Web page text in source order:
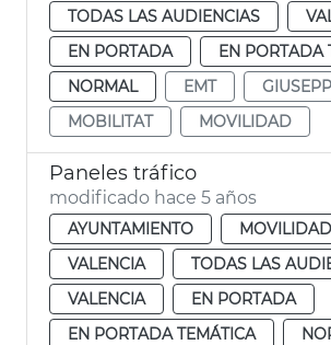
TODAS LAS AUDIENCIAS
EN PORTADA
EN PORTADA
NORMAL
EMT
MOBILITAT
MOVILIDAD
Paneles tráfico
modificado hace 5 años
AYUNTAMIENTO
MOVILIDAD
VALENCIA
TODAS LAS
VALENCIA
EN PORTADA
EN PORTADA TEMÁTICA